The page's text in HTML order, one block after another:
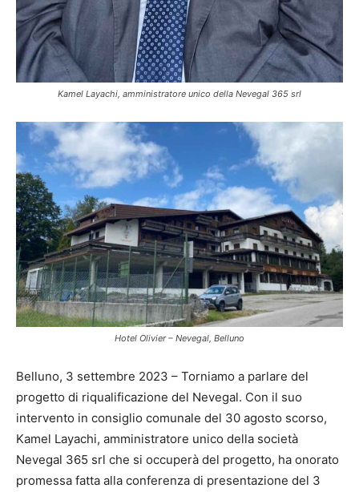
Kamel Layachi, amministratore unico della Nevegal 365 srl
Hotel Olivier – Nevegal, Belluno
Belluno, 3 settembre 2023 – Torniamo a parlare del
progetto di riqualificazione del Nevegal. Con il suo
intervento in consiglio comunale del 30 agosto scorso,
Kamel Layachi, amministratore unico della società
Nevegal 365 srl che si occuperà del progetto, ha onorato
promessa fatta alla conferenza di presentazione del 3